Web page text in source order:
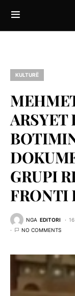
KULTURË
ARSYET
GRUPI
FRONTI
NGA EDITORI
NO COMMENTS